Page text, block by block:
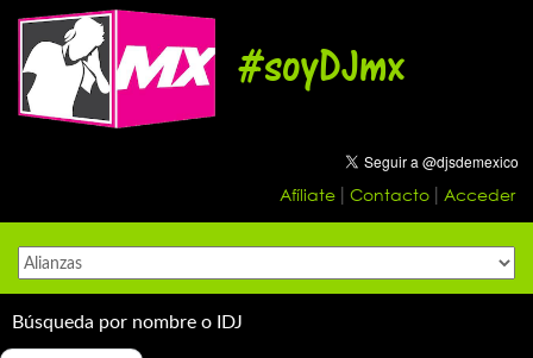
content
#soyDJmx
Afíliate Contacto Acceder
Búsqueda por nombre o IDJ